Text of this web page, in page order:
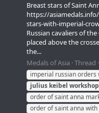
Breast stars of Saint
https://
stars-with-imperial-
Russian cavaliers of
placed above the
the...
Medals of Asia Thread
imperial russian orders
julius keibel workshop
order of saint anna
order of saint anna